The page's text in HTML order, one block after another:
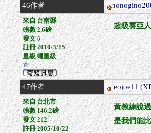
46作者
來自 台南縣
磅數 2.6磅
發文 6
註冊 2010/3/15
量級 蠅量級
☆
超級賽亞
47作者 leojoe11
來自 台北市
磅數 146.2磅
發文 212
註冊 2005/10/22
黃教練說
是我們能